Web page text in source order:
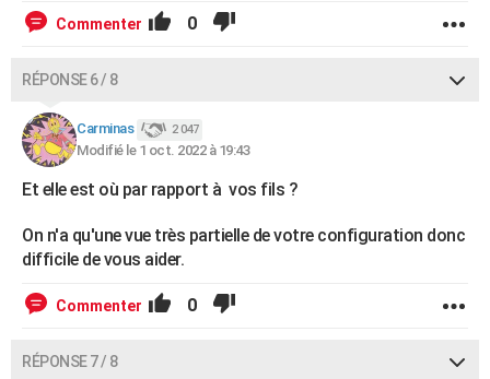
Commenter 0
RÉPONSE 6 / 8
Carminas 2 047
Modifié le 1 oct. 2022 à 19:43
Et elle est où par rapport à vos fils ?
On n'a qu'une vue très partielle de votre configuration donc
difficile de vous aider.
Commenter 0
RÉPONSE 7 / 8